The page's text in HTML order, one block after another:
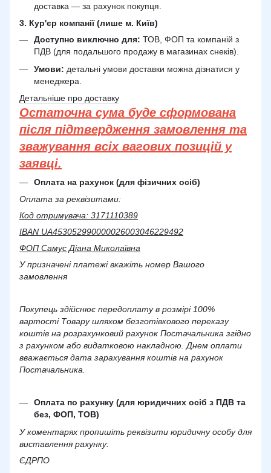
доставка — за рахунок покупця.
3. Кур'єр компанії (лише м. Київ)
Доступно виключно для: ТОВ, ФОП та компаній з
ПДВ (для подальшого продажу в магазинах снеків).
Умови: детальні умови доставки можна дізнатися у
менеджера.
Детальніше про доставку
Остаточна сума буде сформована
після підтвердження замовлення та
зважування всіх вагових позицій у
заявці.
Оплата на рахунок (для фізичних осіб)
Оплата за реквізитами:
Код отримувача: 3171110389
IBAN UA453052990000026003046229492
ФОП Самус Діана Миколаївна
У призначені платежі вкажіть номер Вашого
замовлення
Покупець здійснює передоплату в розмірі 100%
вартості Товару шляхом безготівкового переказу
коштів на розрахунковий рахунок Постачальника згідно
з рахунком або видатковою накладною. Днем оплати
вважається дата зарахування коштів на рахунок
Постачальника.
Оплата по рахунку (для юридичних осіб з ПДВ та
без, ФОП, ТОВ)
У коментарях пропишіть реквізити юридичну особу для
виставлення рахунку:
ЄДРПО